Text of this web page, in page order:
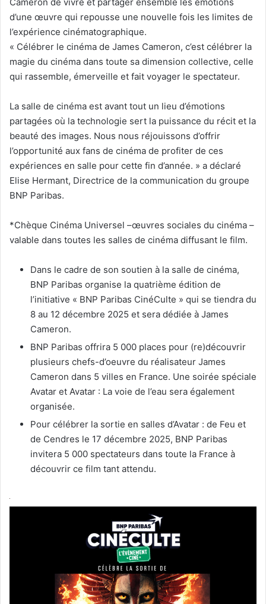
d’une œuvre qui repousse une nouvelle fois les limites de
l’expérience cinématographique.
« Célébrer le cinéma de James Cameron, c’est célébrer la
magie du cinéma dans toute sa dimension collective, celle
qui rassemble, émerveille et fait voyager le spectateur.
La salle de cinéma est avant tout un lieu d’émotions
partagées où la technologie sert la puissance du récit et la
beauté des images. Nous nous réjouissons d’offrir
l’opportunité aux fans de cinéma de profiter de ces
expériences en salle pour cette fin d’année. » a déclaré
Elise Hermant, Directrice de la communication du groupe
BNP Paribas.
*Chèque Cinéma Universel –œuvres sociales du cinéma –
valable dans toutes les salles de cinéma diffusant le film.
Dans le cadre de son soutien à la salle de cinéma,
BNP Paribas organise la quatrième édition de
l’initiative « BNP Paribas CinéCulte » qui se tiendra du
8 au 12 décembre 2025 et sera dédiée à James
Cameron.
BNP Paribas offrira 5 000 places pour (re)découvrir
plusieurs chefs-d’oeuvre du réalisateur James
Cameron dans 5 villes en France. Une soirée spéciale
Avatar et Avatar : La voie de l’eau sera également
organisée.
Pour célébrer la sortie en salles d’Avatar : de Feu et
de Cendres le 17 décembre 2025, BNP Paribas
invitera 5 000 spectateurs dans toute la France à
découvrir ce film tant attendu.